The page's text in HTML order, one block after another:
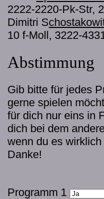
2222-2220-Pk-Str,
Dimitri S
10 f-Moll, 3222-
Abstimmung
Gib bitte für jedes
gerne spielen
für dich nur eins in
dich bei dem
wenn du es
Danke!
Programm 1